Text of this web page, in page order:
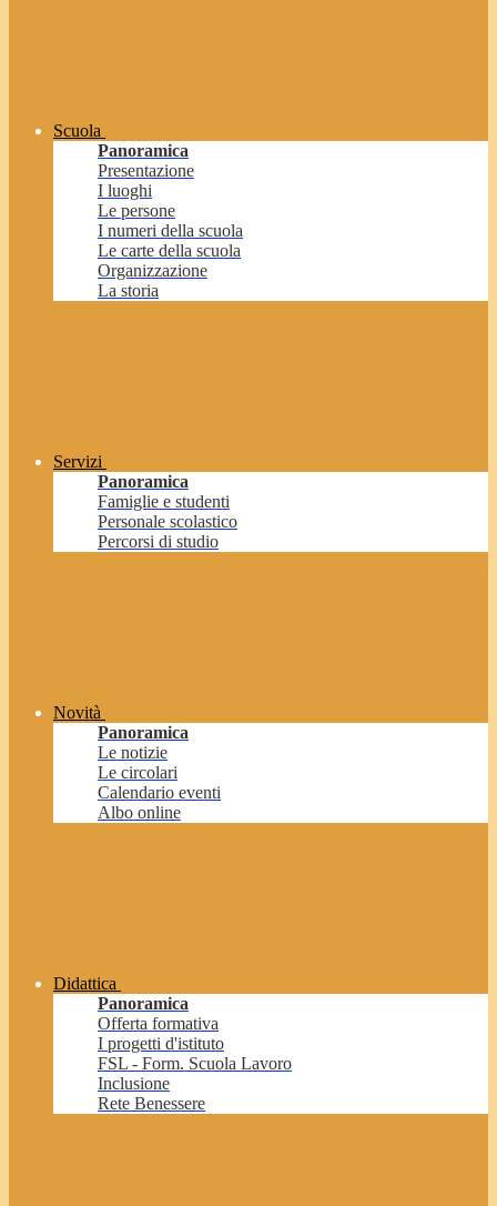
Scuola
Panoramica
Presentazione
I luoghi
Le persone
I numeri della scuola
Le carte della scuola
Organizzazione
La storia
Servizi
Panoramica
Famiglie e studenti
Personale scolastico
Percorsi di studio
Novità
Panoramica
Le notizie
Le circolari
Calendario eventi
Albo online
Didattica
Panoramica
Offerta formativa
I progetti d'istituto
FSL - Form. Scuola Lavoro
Inclusione
Rete Benessere